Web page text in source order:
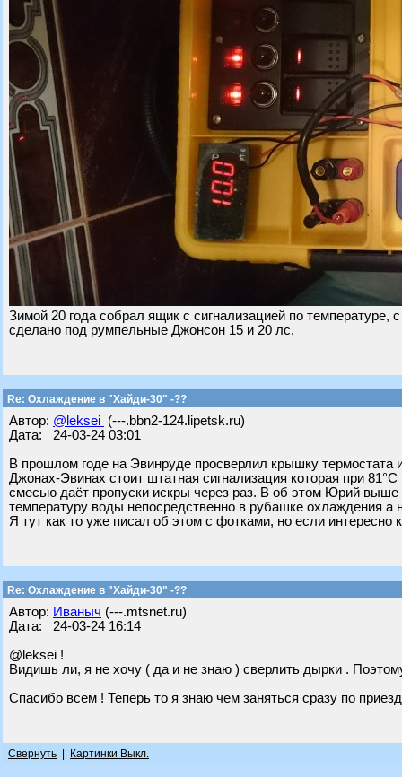
Зимой 20 года собрал ящик с сигнализацией по
сделано под румпельные Джонсон 15 и 20 лс.
Re: Охлаждение в "Хайди-30" -??
Автор: @leksei (---.bbn2-124.lipetsk.ru)
Дата: 24-03-24 03:01
В прошлом годе на Эвинруде просверлил крышку термостата
Джонах-Эвинах стоит штатная сигнализация которая при
смесью даёт пропуски искры через раз. В об этом Юрий
температуру воды непосредственно в рубашке охлаждения а
Я тут как то уже писал об этом с фотками, но если
Re: Охлаждение в "Хайди-30" -??
Автор: Иваныч (---.mtsnet.ru)
Дата: 24-03-24 16:14
@leksei !
Видишь ли, я не хочу ( да и не знаю ) сверлить дырки .
Спасибо всем ! Теперь то я знаю чем заняться сразу по
Свернуть Картинки Выкл.